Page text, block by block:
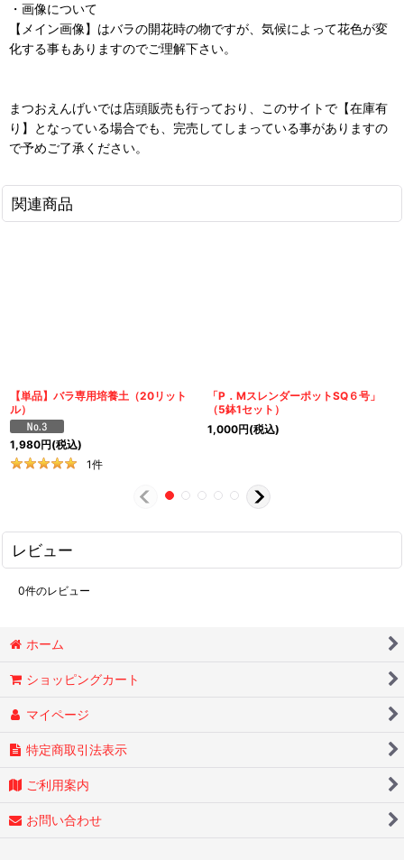
・画像について
【メイン画像】はバラの開花時の物ですが、気候によって花色が変
化する事もありますのでご理解下さい。
まつおえんげいでは店頭販売も行っており、このサイトで【在庫有
り】となっている場合でも、完売してしまっている事がありますの
で予めご了承ください。
関連商品
【単品】バラ専用培養土（20リット
ル）
1,980円(税込)
1件
「P．MスレンダーポットSQ６号」
（5鉢1セット）
1,000円(税込)
レビュー
0件のレビュー
ホーム
ショッピングカート
マイページ
特定商取引法表示
ご利用案内
お問い合わせ